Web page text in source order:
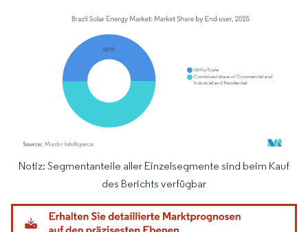
Bild © Mordor Intelligence. Wiederverwendung erfordert Namensnennung
Notiz: Segmentanteile aller Einzelsegmente sind beim Kauf
des Berichts verfügbar